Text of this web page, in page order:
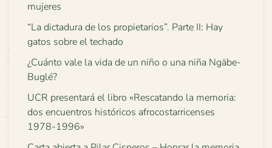
mujeres
“La dictadura de los propietarios”. Parte II: Hay
gatos sobre el techado
¿Cuánto vale la vida de un niño o una niña Ngäbe-
Buglé?
UCR presentará el libro «Rescatando la memoria:
dos encuentros históricos afrocostarricenses
1978-1996»